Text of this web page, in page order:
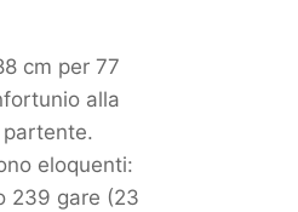
cm per 77
alla
eloquenti:
239 gare (23